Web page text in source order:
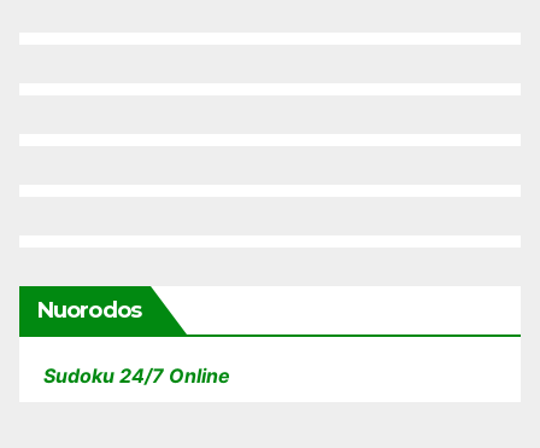
Nuorodos
Sudoku 24/7 Online